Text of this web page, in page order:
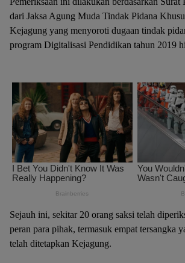
dari Jaksa Agung Muda Tindak Pidana
Kejagung yang menyoroti dugaan tindak
program Digitalisasi Pendidikan tahun 2019
Sejauh ini, sekitar 20 orang saksi telah
peran para pihak, termasuk empat tersangka
telah ditetapkan Kejagung.